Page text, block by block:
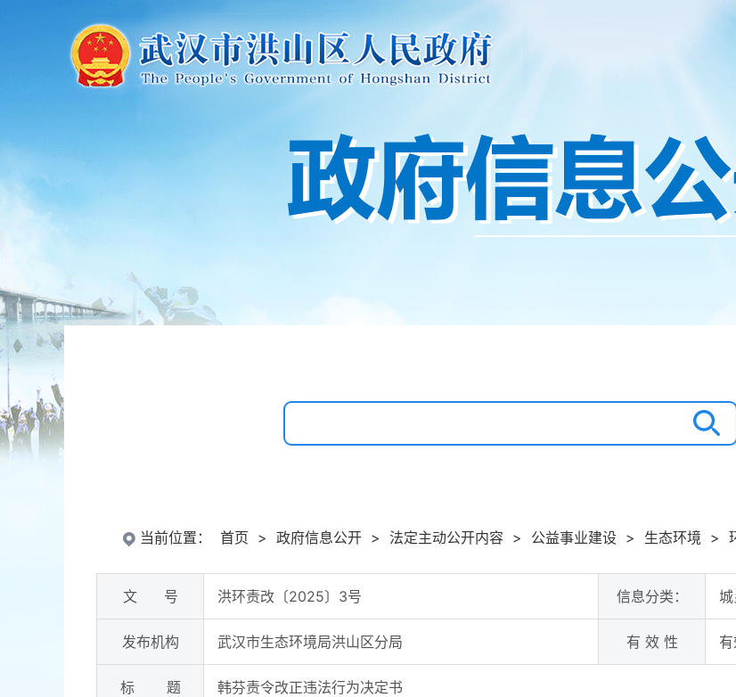
当前位置： 首页 > 政府信息公开 > 法定主动公开内容 > 公益事业建设 > 生态环境 >
文 号 洪环责改〔2025〕3号 信息分类：
发布机构 武汉市生态环境局洪山区分局 有 效 性
标 题 韩芬责令改正违法行为决定书